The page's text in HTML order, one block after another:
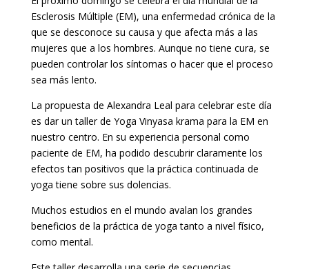
Esclerosis Múltiple (EM), una enfermedad crónica de la
que se desconoce su causa y que afecta más a las
mujeres que a los hombres. Aunque no tiene cura, se
pueden controlar los síntomas o hacer que el proceso
sea más lento.
La propuesta de Alexandra Leal para celebrar este día
es dar un taller de Yoga Vinyasa krama para la EM en
nuestro centro. En su experiencia personal como
paciente de EM, ha podido descubrir claramente los
efectos tan positivos que la práctica continuada de
yoga tiene sobre sus dolencias.
Muchos estudios en el mundo avalan los grandes
beneficios de la práctica de yoga tanto a nivel físico,
como mental.